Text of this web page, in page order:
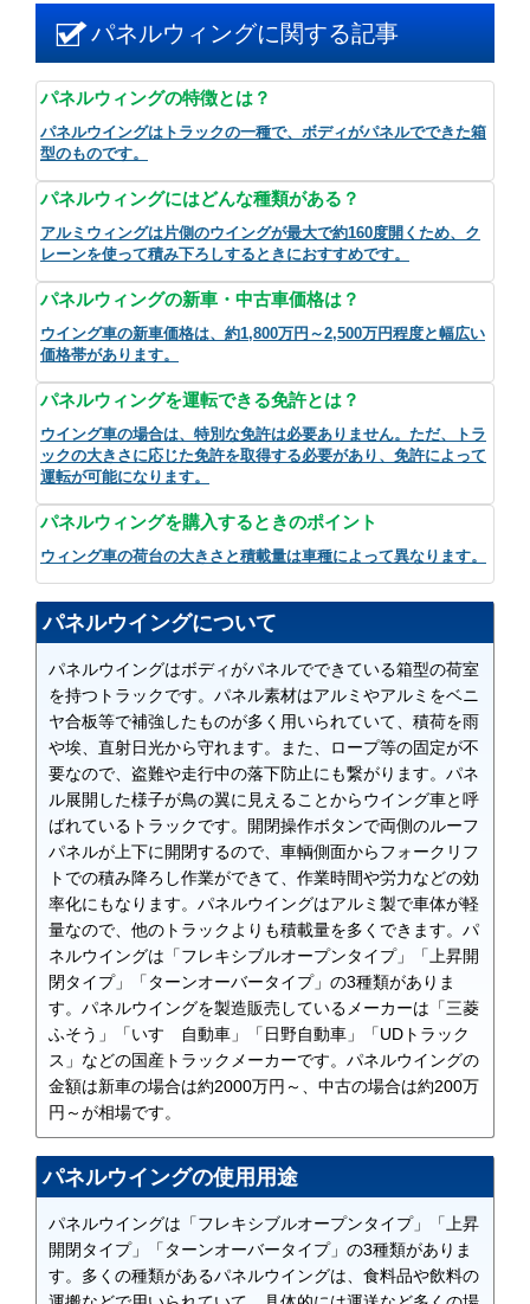
パネルウィングに関する記事
パネルウィングの特徴とは？
パネルウイングはトラックの一種で、ボディがパネルでできた箱
型のものです。
パネルウィングにはどんな種類がある？
アルミウィングは片側のウイングが最大で約160度開くため、ク
レーンを使って積み下ろしするときにおすすめです。
パネルウィングの新車・中古車価格は？
ウイング車の新車価格は、約1,800万円～2,500万円程度と幅広い
価格帯があります。
パネルウィングを運転できる免許とは？
ウイング車の場合は、特別な免許は必要ありません。ただ、トラ
ックの大きさに応じた免許を取得する必要があり、免許によって
運転が可能になります。
パネルウィングを購入するときのポイント
ウィング車の荷台の大きさと積載量は車種によって異なります。
パネルウイングについて
パネルウイングはボディがパネルでできている箱型の荷室
を持つトラックです。パネル素材はアルミやアルミをベニ
ヤ合板等で補強したものが多く用いられていて、積荷を雨
や埃、直射日光から守れます。また、ロープ等の固定が不
要なので、盗難や走行中の落下防止にも繋がります。パネ
ル展開した様子が鳥の翼に見えることからウイング車と呼
ばれているトラックです。開閉操作ボタンで両側のルーフ
パネルが上下に開閉するので、車輌側面からフォークリフ
トでの積み降ろし作業ができて、作業時間や労力などの効
率化にもなります。パネルウイングはアルミ製で車体が軽
量なので、他のトラックよりも積載量を多くできます。パ
ネルウイングは「フレキシブルオープンタイプ」「上昇開
閉タイプ」「ターンオーバータイプ」の3種類がありま
す。パネルウイングを製造販売しているメーカーは「三菱
ふそう」「いすゞ自動車」「日野自動車」「UDトラック
ス」などの国産トラックメーカーです。パネルウイングの
金額は新車の場合は約2000万円～、中古の場合は約200万
円～が相場です。
パネルウイングの使用用途
パネルウイングは「フレキシブルオープンタイプ」「上昇
開閉タイプ」「ターンオーバータイプ」の3種類がありま
す。多くの種類があるパネルウイングは、食料品や飲料の